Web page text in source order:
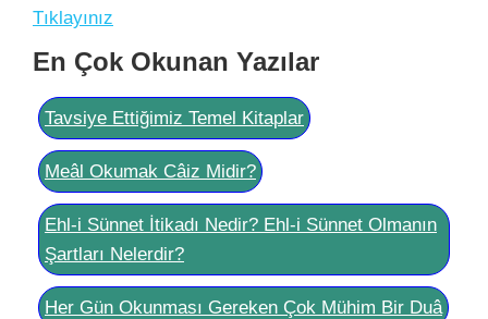
Tıklayınız
En Çok Okunan Yazılar
Tavsiye Ettiğimiz Temel Kitaplar
Meâl Okumak Câiz Midir?
Ehl-i Sünnet İtikadı Nedir? Ehl-i Sünnet Olmanın
Şartları Nelerdir?
Her Gün Okunması Gereken Çok Mühim Bir Duâ